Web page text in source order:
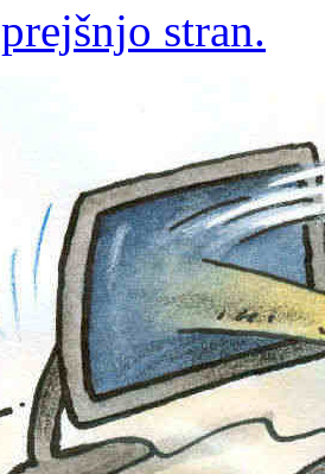
prejšnjo stran.